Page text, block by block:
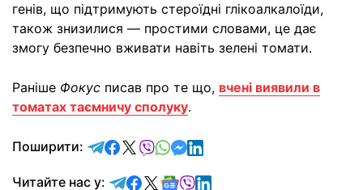
генів, що підтримують стероїдні глікоалкалоїди,
також знизилися — простими словами, це дає
змогу безпечно вживати навіть зелені томати.
Раніше Фокус писав про те що, вчені виявили в
томатах таємничу сполуку.
Поширити: відправити у Telegram
поділитись у Facebook
поділитись у X
відправити у Viber
відправити у Whatsapp
відправити у Messenger
відправити у LinkedIn
Читайте нас у: Читайте у Telegram
Читайте у Facebook
Читайте у X
Читайте у Google news
Читайте у Viber
Читайте у LinkedIn